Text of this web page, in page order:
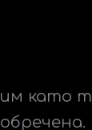
като